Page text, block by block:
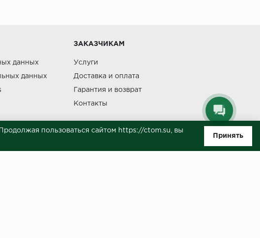
данных
данных
ЗАКАЗЧИКАМ
Услуги
Доставка и оплата
Гарантия и возврат
Контакты
пользоваться сайтом https://ctom.su, вы
Принять